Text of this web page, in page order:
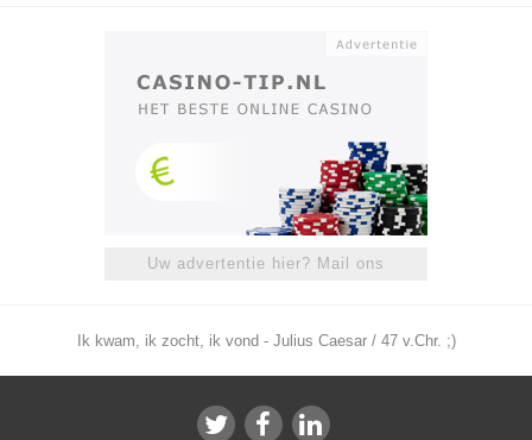
Uw advertentie hier? Mail ons
Ik kwam, ik zocht, ik vond - Julius Caesar / 47 v.Chr. ;)